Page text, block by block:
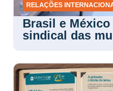
RELAÇÕES
Brasil e
sindical das